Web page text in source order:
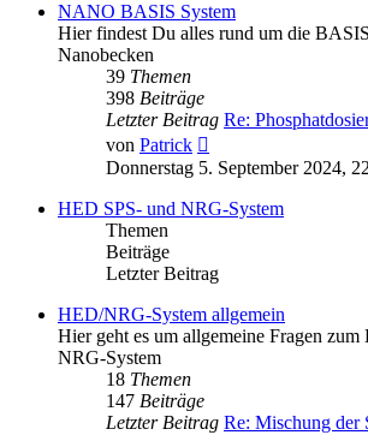
NANO BASIS System
Hier findest Du alles rund um die
Nanobecken
39 Themen
398 Beiträge
Letzter Beitrag Re:
von Patrick
Beitrag
Donnerstag 5. September 2024,
HED SPS- und NRG-System
Themen
Beiträge
Letzter Beitrag
HED/NRG-System allgemein
Hier geht es um allgemeine Fragen
NRG-System
18 Themen
147 Beiträge
Letzter Beitrag Re: Mischung